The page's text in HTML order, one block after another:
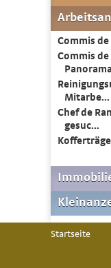
Startseite